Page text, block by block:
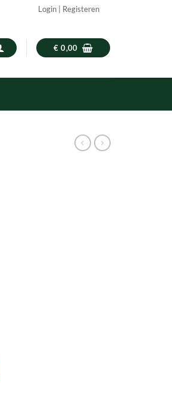
Login | Registeren
€ 0,00